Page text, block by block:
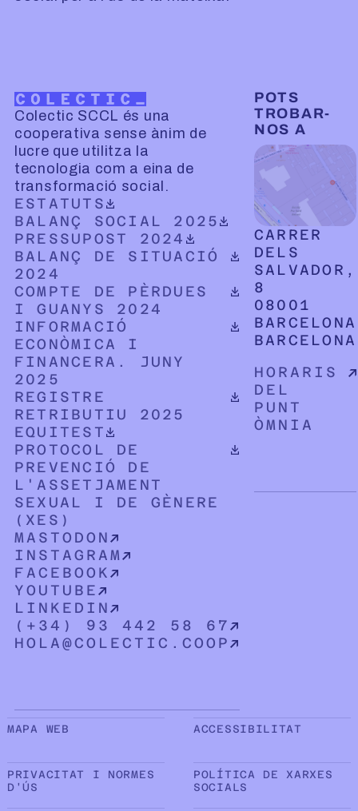
Colectic SCCL és una
cooperativa sense ànim de
lucre que utilitza la
tecnologia com a eina de
transformació social.
ESTATUTS
DOCUMENT PDF DESCARREGABLE
BALANÇ SOCIAL 2025
DOCUMENT PDF DESCARREGABLE
PRESSUPOST 2024
DOCUMENT PDF DESCARREGABLE
BALANÇ DE SITUACIÓ
2024
DOCUMENT PDF DESCARREGABLE
COMPTE DE PÈRDUES
I GUANYS 2024
DOCUMENT PDF DESCARREGABLE
INFORMACIÓ
ECONÒMICA I
FINANCERA. JUNY
2025
DOCUMENT PDF DESCARREGABLE
REGISTRE
RETRIBUTIU 2025
DOCUMENT PDF DESCARREGABLE
EQUITEST
DOCUMENT PDF DESCARREGABLE
PROTOCOL DE
PREVENCIÓ DE
L'ASSETJAMENT
SEXUAL I DE GÈNERE
(XES)
DOCUMENT PDF DESCARREGABLE
MASTODON
INSTAGRAM
FACEBOOK
YOUTUBE
LINKEDIN
(+34) 93 442 58 67
HOLA@COLECTIC.COOP
POTS
TROBAR-
NOS A
CARRER
DELS
SALVADOR,
8
08001
BARCELONA
BARCELONA
HORARIS
DEL
PUNT
ÒMNIA
Sub peu de pàgina
MAPA WEB ACCESSIBILITAT
PRIVACITAT I NORMES
D'ÚS
POLÍTICA DE XARXES
SOCIALS